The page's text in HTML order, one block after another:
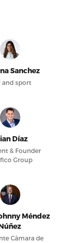
Sanchez
and sport
Díaz
& Founder
Group
Méndez
Cámara de